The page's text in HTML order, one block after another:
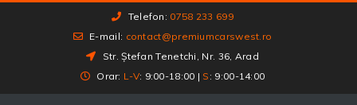
Telefon: 0758 233 699
E-mail: contact@premiumcarswest.ro
Str. Ștefan Tenetchi, Nr. 36, Arad
Orar: L-V: 9:00-18:00 | S : 9:00-14:00